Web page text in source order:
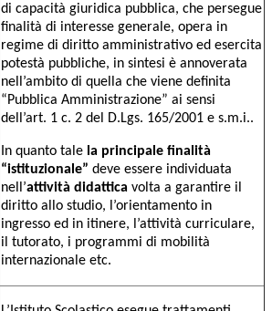
di capacità giuridica pubblica, che persegue
finalità di interesse generale, opera in
regime di diritto amministrativo ed esercita
potestà pubbliche, in sintesi è annoverata
nell’ambito di quella che viene definita
“Pubblica Amministrazione” ai sensi
dell’art. 1 c. 2 del D.Lgs. 165/2001 e s.m.i..
In quanto tale la principale finalità
“istituzionale” deve essere individuata
nell’attività didattica volta a garantire il
diritto allo studio, l’orientamento in
ingresso ed in itinere, l’attività curriculare,
il tutorato, i programmi di mobilità
internazionale etc.